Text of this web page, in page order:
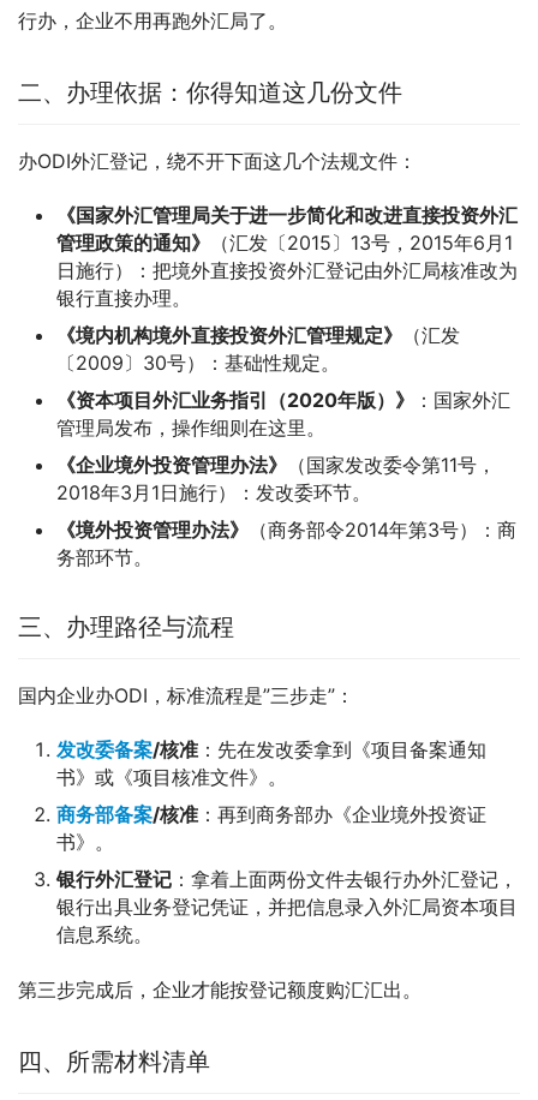
行办，企业不用再跑外汇局了。
二、办理依据：你得知道这几份文件
办ODI外汇登记，绕不开下面这几个法规文件：
《国家外汇管理局关于进一步简化和改进直接投资外汇
管理政策的通知》
（汇发〔2015〕13号，2015年6月1
日施行）：把境外直接投资外汇登记由外汇局核准改为
银行直接办理。
《境内机构境外直接投资外汇管理规定》
（汇发
〔2009〕30号）：基础性规定。
《资本项目外汇业务指引（2020年版）》
：国家外汇
管理局发布，操作细则在这里。
《企业境外投资管理办法》
（国家发改委令第11号，
2018年3月1日施行）：发改委环节。
《境外投资管理办法》
（商务部令2014年第3号）：商
务部环节。
三、办理路径与流程
国内企业办ODI，标准流程是”三步走”：
发改委备案/核准 ：先在发改委拿到《项目备案通知
书》或《项目核准文件》。
商务部备案/核准 ：再到商务部办《企业境外投资证
书》。
银行外汇登记 ：拿着上面两份文件去银行办外汇登记，
银行出具业务登记凭证，并把信息录入外汇局资本项目
信息系统。
第三步完成后，企业才能按登记额度购汇汇出。
四、所需材料清单